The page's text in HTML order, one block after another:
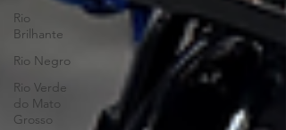
Rio
Brilhante
Rio Negro
Rio Verde
do Mato
Grosso